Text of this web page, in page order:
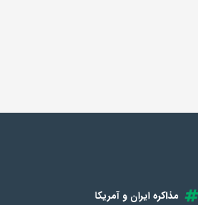
مذاکره ایران و آمریکا